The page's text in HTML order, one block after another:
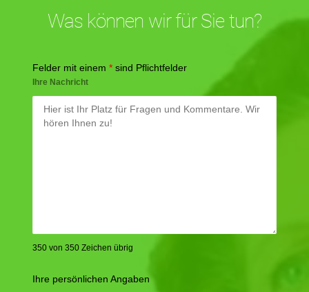
Was können wir für Sie tun?
Felder mit einem * sind Pflichtfelder
Ihre Nachricht
350 von 350 Zeichen übrig
Ihre persönlichen Angaben